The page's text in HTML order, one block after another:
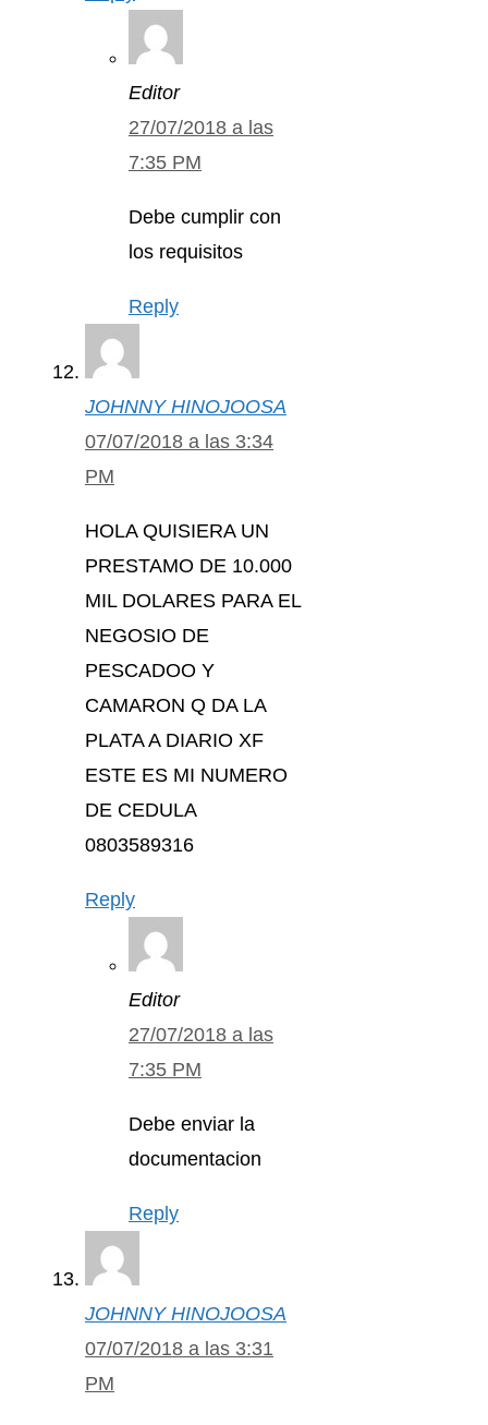
Editor
27/07/2018 a las
7:35 PM
Debe cumplir con
los requisitos
Reply
JOHNNY HINOJOOSA
07/07/2018 a las 3:34
PM
HOLA QUISIERA UN
PRESTAMO DE 10.000
MIL DOLARES PARA EL
NEGOSIO DE
PESCADOO Y
CAMARON Q DA LA
PLATA A DIARIO XF
ESTE ES MI NUMERO
DE CEDULA
0803589316
Reply
Editor
27/07/2018 a las
7:35 PM
Debe enviar la
documentacion
Reply
JOHNNY HINOJOOSA
07/07/2018 a las 3:31
PM